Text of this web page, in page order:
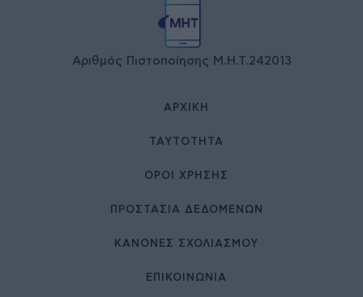
Αριθμός Πιστοποίησης Μ.Η.Τ.242013
ΑΡΧΙΚΉ
ΤΑΥΤΌΤΗΤΑ
ΌΡΟΙ ΧΡΉΣΗΣ
ΠΡΟΣΤΑΣΙΑ ΔΕΔΟΜΕΝΩΝ
ΚΑΝΟΝΕΣ ΣΧΟΛΙΑΣΜΟΥ
ΕΠΙΚΟΙΝΩΝΊΑ